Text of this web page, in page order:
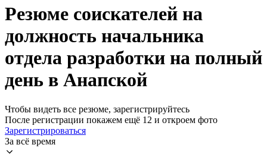
Резюме соискателей на
должность начальника
отдела разработки на полный
день в Анапской
Чтобы видеть все резюме, зарегистрируйтесь
После регистрации покажем ещё 12 и откроем фото
Зарегистрироваться
За всё время